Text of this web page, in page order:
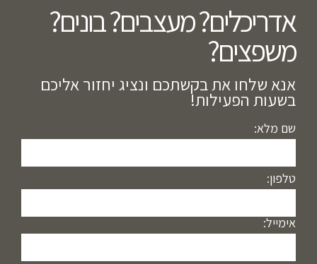
אדריכלים? מעצבים? בונים?
משפצים?​
אנא שלחו את בקשתכם ונציג יחזור אליכם
בשעות הפעילות!
שם מלא:
טלפון:
אימייל: